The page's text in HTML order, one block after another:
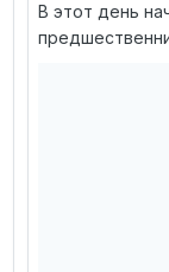
В этот день